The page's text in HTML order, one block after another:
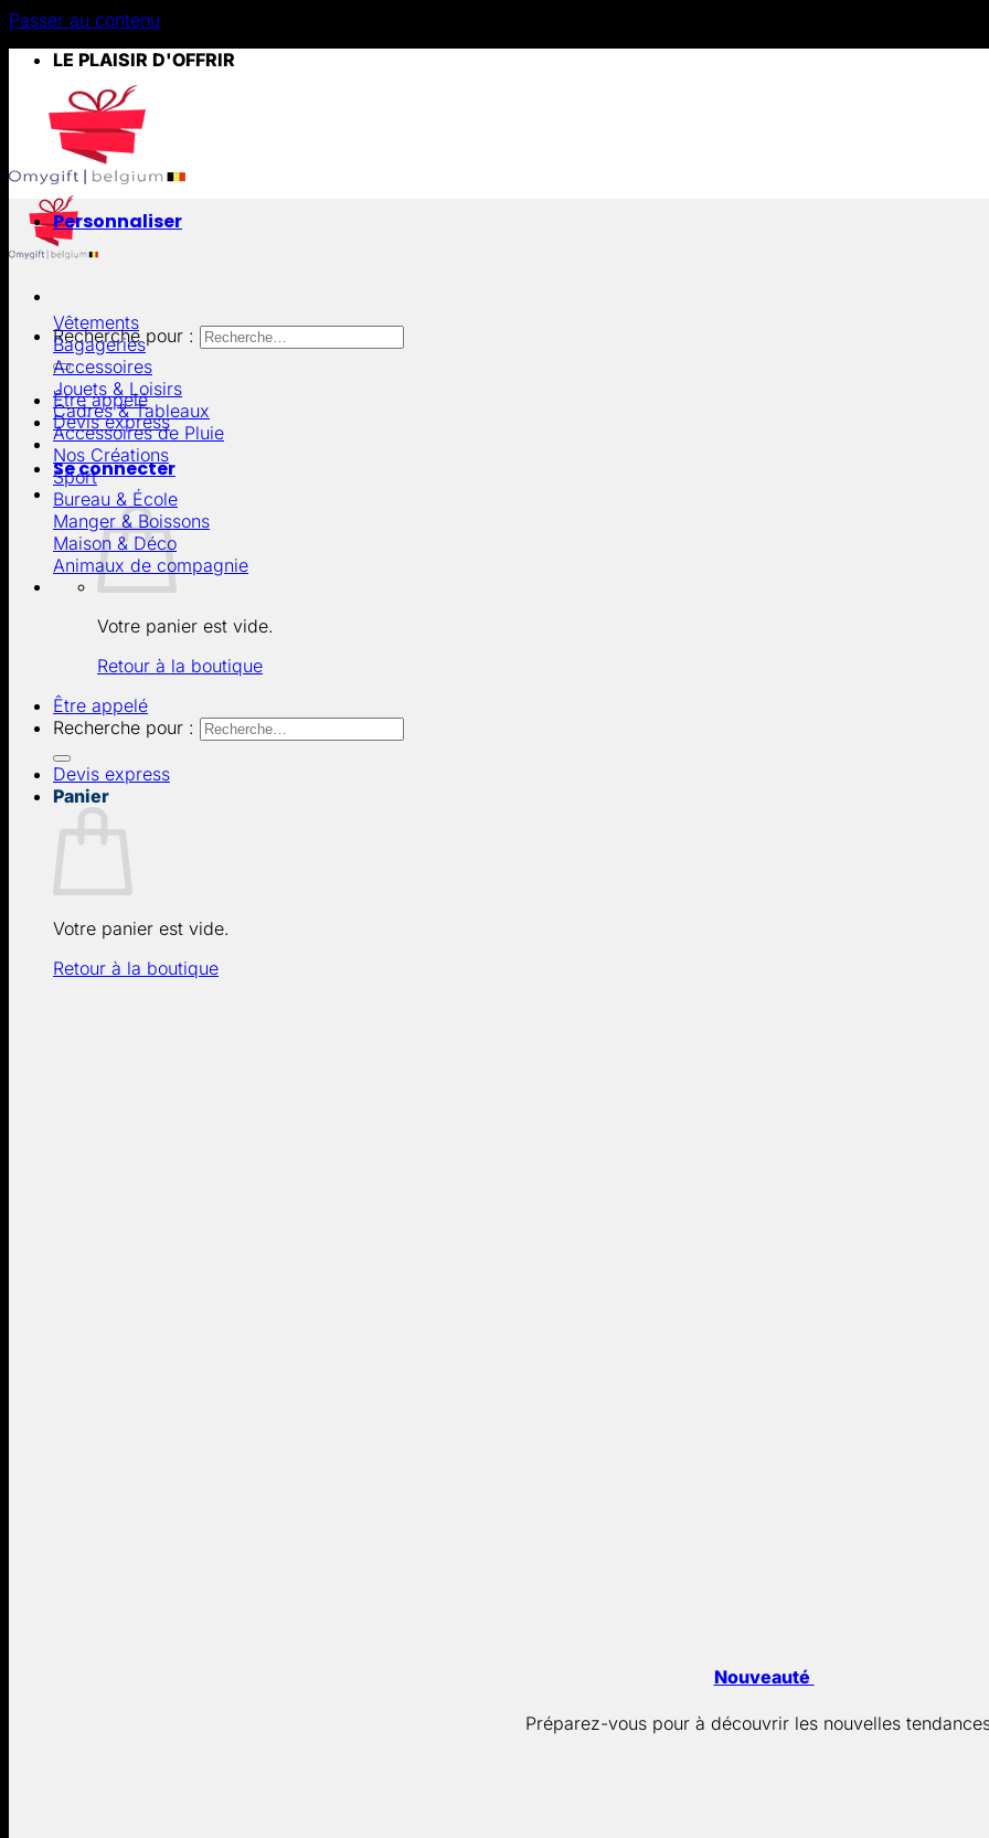
Passer au contenu
LE PLAISIR D'OFFRIR
Recherche pour :
Être appelé
Devis express
Se connecter
Votre panier est vide.
Retour à la boutique
Être appelé
Recherche pour :
Devis express
Panier
Votre panier est vide.
Retour à la boutique
Personnaliser
Vêtements
Bagageries
Accessoires
Jouets & Loisirs
Cadres & Tableaux
Accessoires de Pluie
Nos Créations
Sport
Bureau & École
Manger & Boissons
Maison & Déco
Animaux de compagnie
Nouveauté
Préparez-vous pour à découvrir les nouvelles